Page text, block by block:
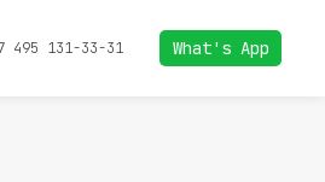
495 131-33-31 What's App